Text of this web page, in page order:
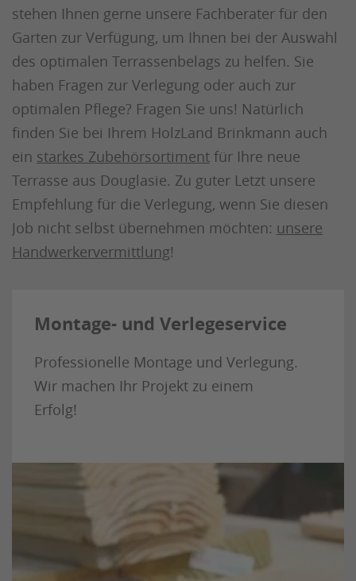
stehen Ihnen gerne unsere Fachberater für den
Garten zur Verfügung, um Ihnen bei der Auswahl
des optimalen Terrassenbelags zu helfen. Sie
haben Fragen zur Verlegung oder auch zur
optimalen Pflege? Fragen Sie uns! Natürlich
finden Sie bei Ihrem HolzLand Brinkmann auch
ein starkes Zubehörsortiment für Ihre neue
Terrasse aus Douglasie. Zu guter Letzt unsere
Empfehlung für die Verlegung, wenn Sie diesen
Job nicht selbst übernehmen möchten: unsere
Handwerkervermittlung!
Montage- und Verlegeservice
Professionelle Montage und Verlegung.
Wir machen Ihr Projekt zu einem
Erfolg!